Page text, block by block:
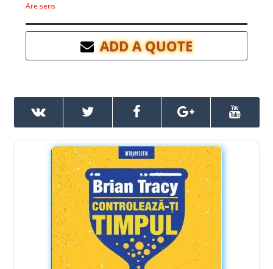
Are sens
ADD A QUOTE